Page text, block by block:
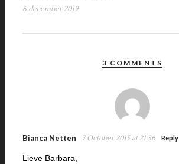
6 december 2019
3 COMMENTS
Bianca Netten 7 October 2015 at 21:36 Reply
Lieve Barbara,